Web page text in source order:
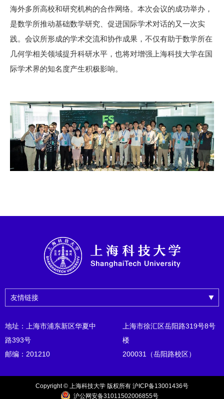
海外多所高校和研究机构的合作网络。本次会议的成功举办，
是数学所推动基础数学研究、促进国际学术对话的又一次实
践。会议所形成的学术交流和协作成果，不仅有助于数学所在
几何学相关领域提升科研水平，也将对增强上海科技大学在国
际学术界的知名度产生积极影响。
友情链接
地址：上海市浦东新区华夏中
路393号
邮编：201210
上海市徐汇区岳阳路319号8号
楼
200031（岳阳路校区）
Copyright © 上海科技大学 版权所有 沪ICP备13001436号
沪公网安备31011502006855号